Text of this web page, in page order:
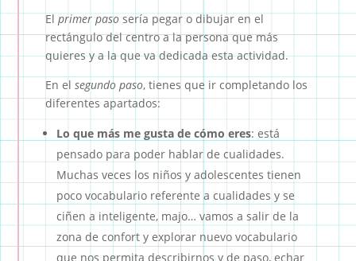
El primer pasosería pegar o dibujar en el
rectángulo del centro a la persona que más
quieres y a la que va dedicada esta actividad.
En el segundo paso, tienes que ir completando los
diferentes apartados:
Lo que más me gusta de cómo eres: está
pensado para poder hablar de cualidades.
Muchas veces los niños y adolescentes tienen
poco vocabulario referente a cualidades y se
ciñen a inteligente, majo… vamos a salir de la
zona de confort y explorar nuevo vocabulario
que nos permita describirnos y de paso, echar